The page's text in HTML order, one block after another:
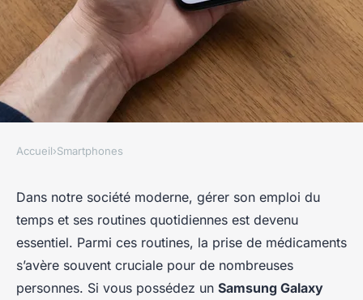
SMARTPHONES
Comment configurer des
rappels de prise de
médicaments sur un Samsung
Galaxy S20 ?
Accueil›Smartphones
Dans notre société moderne, gérer son emploi du
temps et ses routines quotidiennes est devenu
essentiel. Parmi ces routines, la prise de médicaments
s’avère souvent cruciale pour de nombreuses
personnes. Si vous possédez un Samsung Galaxy